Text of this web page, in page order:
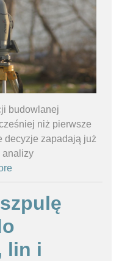
budowlanej
niż pierwsze
decyzje zapadają już
analizy
lin i